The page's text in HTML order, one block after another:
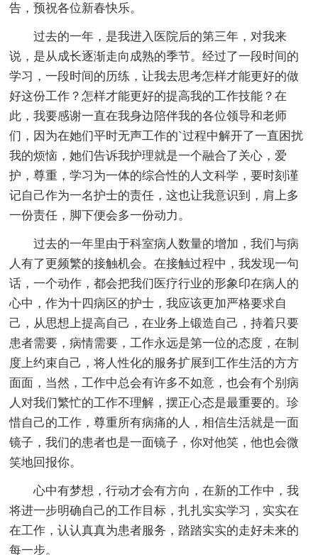
告，预祝各位新春快乐。
过去的一年，是我进入医院后的第三年，对我来
说，是从成长逐渐走向成熟的季节。经过了一段时间的
学习，一段时间的历练，让我去思考怎样才能更好的做
好这份工作？怎样才能更好的提高我的工作技能？在
此，我要感谢一直在我身边陪伴我的各位领导和老师
们，因为在她们平时无声工作的`过程中解开了一直困扰
我的烦恼，她们告诉我护理就是一个融合了关心，爱
护，尊重，学习为一体的综合性的人文科学，要时刻谨
记自己作为一名护士的责任，这也让我意识到，肩上多
一份责任，脚下便会多一份动力。
过去的一年里由于科室病人数量的增加，我们与病
人有了更频繁的接触机会。在接触过程中，我发现一句
话，一个动作，都会把我们医疗行业的形象印在病人的
心中，作为十四病区的护士，我应该更加严格要求自
己，从思想上提高自己，在业务上锻造自己，持着只要
患者需要，病情需要，工作永远是第一位的态度，在制
度上约束自己，将人性化的服务扩展到工作生活的方方
面面，当然，工作中总会有许多不如意，也会有个别病
人对我们繁忙的工作不理解，摆正心态是最重要的。珍
惜自己的工作，尊重所有病痛的人，相信生活就是一面
镜子，我们的患者也是一面镜子，你对他笑，他也会微
笑地回报你。
心中有梦想，行动才会有方向，在新的工作中，我
将进一步明确自己的工作目标，扎扎实实学习，实实在
在工作，认认真真为患者服务，踏踏实实的走好未来的
每一步。